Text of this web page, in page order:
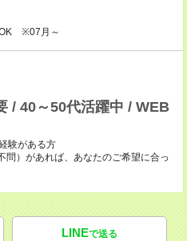
OK ※07月～
/ 40～50代活躍中 / WEB
験がある方
問）があれば、あなたのご希望に合っ
LINEで送る